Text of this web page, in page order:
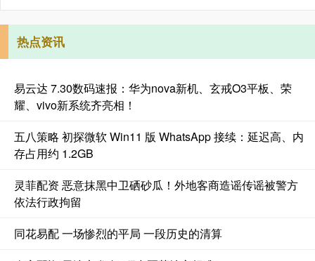
热点资讯
易云达 7.30数码速报：华为nova新机、玄戒O3平板、荣
耀、vivo新系统齐亮相！
五八策略 初探微软 Win11 版 WhatsApp 接续：延迟高、内
存占用约 1.2GB
灵菲配资 恶意抹黑中卫硒砂瓜！外地客商造谣传谣被警方
依法行政拘留
同花易配 一场惨烈的平局 一段历史的清算